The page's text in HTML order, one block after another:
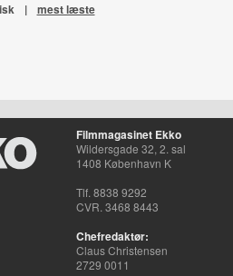
| mest læste
Filmmagasinet Ekko
Wildersgade 32, 2. sal
1408 København K
Tlf. 8838 9292
CVR. 3468 8443
Chefredaktør:
Claus Christensen
2729 0011